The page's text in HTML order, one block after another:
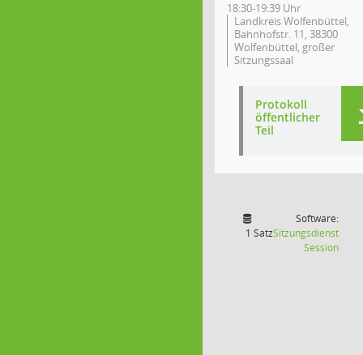
18:30-19:39 Uhr
Landkreis Wolfenbüttel,
Bahnhofstr. 11, 38300
Wolfenbüttel, großer
Sitzungssaal
Protokoll
öffentlicher
Teil
1 Satz
Software:
Sitzungsdienst
Session